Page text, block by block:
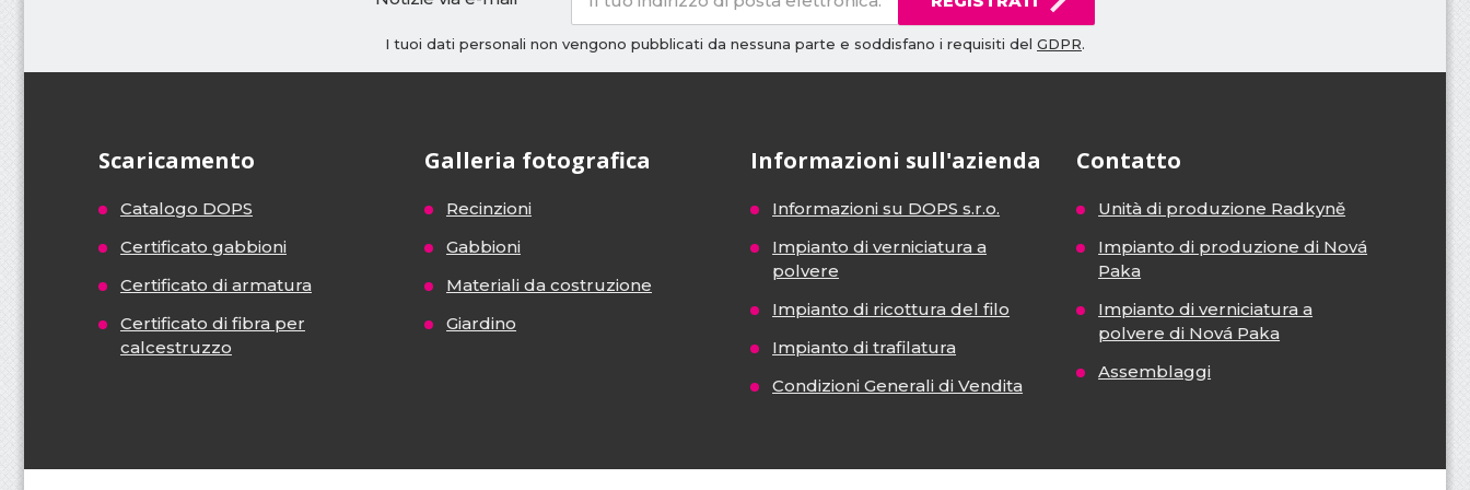
I tuoi dati personali non vengono pubblicati da nessuna parte e soddisfano i requisiti del GDPR.
Scaricamento
Catalogo DOPS
Certificato gabbioni
Certificato di armatura
Certificato di fibra per
calcestruzzo
Galleria fotografica
Recinzioni
Gabbioni
Materiali da costruzione
Giardino
Informazioni sull'azienda
Informazioni su DOPS s.r.o.
Impianto di verniciatura a
polvere
Impianto di ricottura del filo
Impianto di trafilatura
Condizioni Generali di Vendita
Contatto
Unità di produzione Radkyně
Impianto di produzione di Nová
Paka
Impianto di verniciatura a
polvere di Nová Paka
Assemblaggi